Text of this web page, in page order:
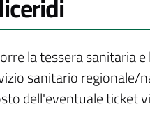
la tessera sanitaria
sanitario regionale/
dell'eventuale ticket